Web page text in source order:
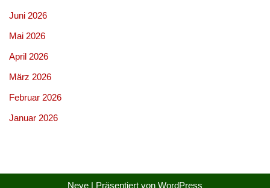
Juni 2026
Mai 2026
April 2026
März 2026
Februar 2026
Januar 2026
Neve | Präsentiert von WordPress